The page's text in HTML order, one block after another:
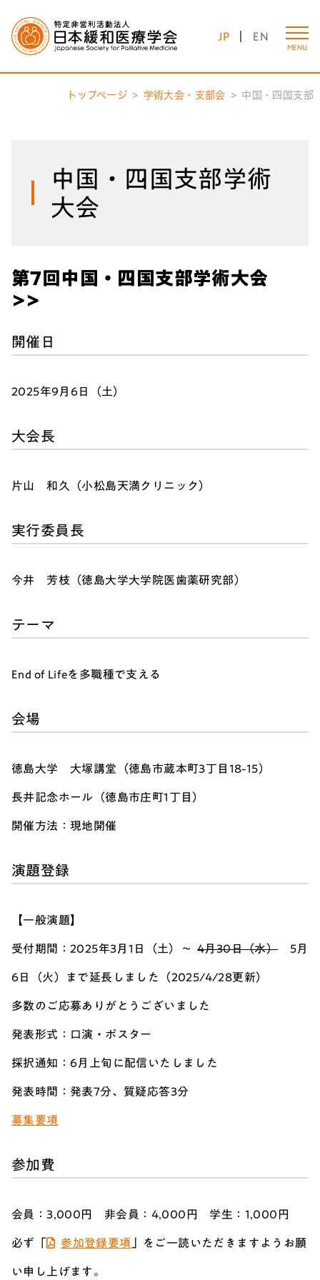
JP EN
MENU
トップページ 学術大会・支部会 中国・四国支部
中国・四国支部学術
大会
第7回中国・四国支部学術大会
>>
開催日
2025年9月6日（土）
大会長
片山 和久（小松島天満クリニック）
実行委員長
今井 芳枝（徳島大学大学院医歯薬研究部）
テーマ
End of Lifeを多職種で支える
会場
徳島大学 大塚講堂（徳島市蔵本町3丁目18-15）
長井記念ホール（徳島市庄町1丁目）
開催方法：現地開催
演題登録
【一般演題】
受付期間：2025年3月1日（土）～ 4月30日（水）5月
6日（火）まで延長しました（2025/4/28更新）
多数のご応募ありがとうございました
発表形式：口演・ポスター
採択通知：6月上旬に配信いたしました
発表時間：発表7分、質疑応答3分
募集要項
参加費
会員：3,000円 非会員：4,000円 学生：1,000円
必ず「 参加登録要項 」をご一読いただきますようお願
い申し上げます。